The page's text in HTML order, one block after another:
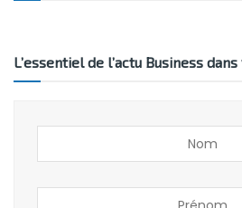
L’essentiel de l’actu Business